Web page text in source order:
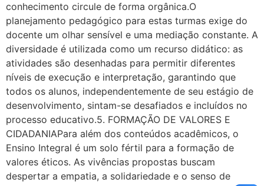
conhecimento circule de forma orgânica.O
planejamento pedagógico para estas turmas exige do
docente um olhar sensível e uma mediação constante. A
diversidade é utilizada como um recurso didático: as
atividades são desenhadas para permitir diferentes
níveis de execução e interpretação, garantindo que
todos os alunos, independentemente de seu estágio de
desenvolvimento, sintam-se desafiados e incluídos no
processo educativo.5. FORMAÇÃO DE VALORES E
CIDADANIAPara além dos conteúdos acadêmicos, o
Ensino Integral é um solo fértil para a formação de
valores éticos. As vivências propostas buscam
despertar a empatia, a solidariedade e o senso de